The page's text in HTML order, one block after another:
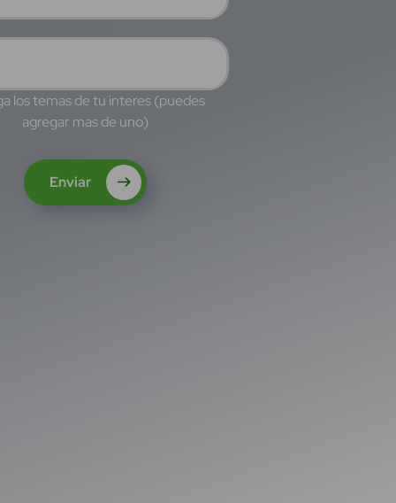
los temas de tu interes (puedes
agregar mas de uno)
Enviar